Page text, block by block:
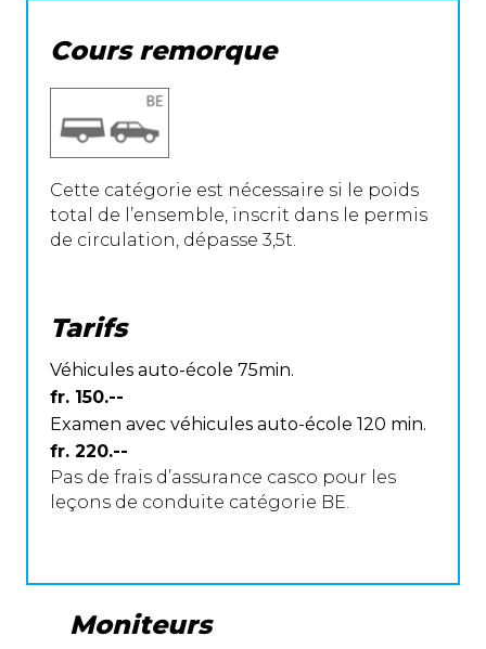
Cours remorque
Cette catégorie est nécessaire si le poids
total de l’ensemble, inscrit dans le permis
de circulation, dépasse 3,5t.
Tarifs
Véhicules auto-école 75min.
fr. 150.--
Examen avec véhicules auto-école 120 min.
fr. 220.--
Pas de frais d’assurance casco pour les
leçons de conduite catégorie BE.
Moniteurs